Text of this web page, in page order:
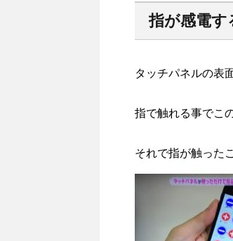
指が感電す
タッチパネルの表
指で触れる事でこ
それで指が触った